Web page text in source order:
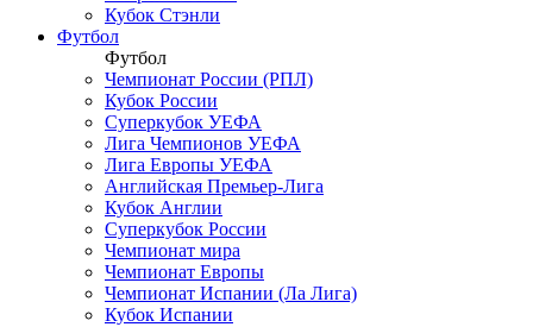
Кубок Стэнли
Футбол
Футбол
Чемпионат России (РПЛ)
Кубок России
Суперкубок УЕФА
Лига Чемпионов УЕФА
Лига Европы УЕФА
Английская Премьер-Лига
Кубок Англии
Суперкубок России
Чемпионат мира
Чемпионат Европы
Чемпионат Испании (Ла Лига)
Кубок Испании